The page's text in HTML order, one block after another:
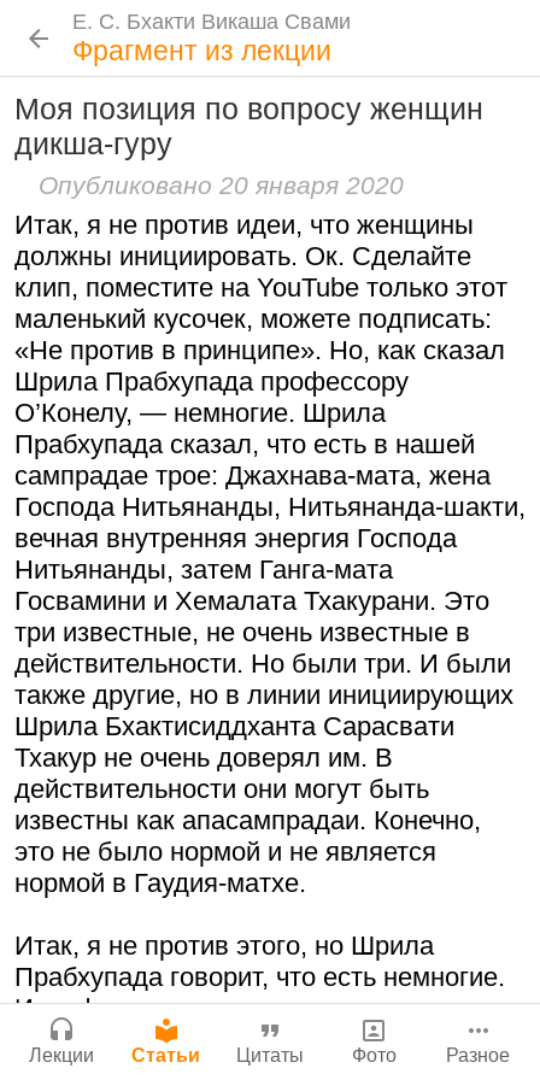
Е. С. Бхакти Викаша Свами
Лекции
Новые История Популярные
Рука в мешочке с чётками более
важна, чем шнур на плече
15:53 |16 ноября 2008|
Намаккал, Тамил Наду,
Индия
Резкие слова для Нараяны
46:40 |1 октября 2008
Токио, Япония
Бог, наука и атеизм, часть 2: Хвала
слушателям!
9:25 |17 июля 2024|
Атланта, Джорджия, США
Поклоняться Бхактивиноду Тхакуру,
исполняя его бхаджаны
1:14:02
12 сентября
2008| Бойсе, Айдахо, США
Радхарани — глава департамента
служений
1:05:35 7 сентября 2008|
Е. С. Бхакти Викаша Свами
Фрагмент из лекции
Моя позиция по вопросу женщин
дикша-гуру
Опубликовано 20 января 2020
Итак, я не против идеи, что женщины
должны инициировать. Ок. Сделайте
клип, поместите на YouTube только этот
маленький кусочек, можете подписать:
«Не против в принципе». Но, как сказал
Шрила Прабхупада профессору
О’Конелу, — немногие. Шрила
Прабхупада сказал, что есть в нашей
сампрадае трое: Джахнава-мата, жена
Господа Нитьянанды, Нитьянанда-шакти,
вечная внутренняя энергия Господа
Нитьянанды, затем Ганга-мата
Госвамини и Хемалата Тхакурани. Это
три известные, не очень известные в
действительности. Но были три. И были
также другие, но в линии инициирующих
Шрила Бхактисиддханта Сарасвати
Тхакур не очень доверял им. В
действительности они могут быть
известны как апасампрадаи. Конечно,
это не было нормой и не является
нормой в Гаудия-матхе.
Итак, я не против этого, но Шрила
Прабхупада говорит, что есть немногие.
И по факту выявлено несколько
свидетельств из шастр в этой связи, из
«Нарада-панчаратры», которая
Е. С. Бхакти Викаша Свами
Цитаты Шрилы Прабхупады
Проповеднические принципы, данные
Шри Чайтаньей Махапрабху
6 августа 2026
Следовать по стопам ачарьев
4 августа 2026
Молитвы Санатаны Госвами к Господу
Чайтанье
29 июля 2026
Нектар имени Кришны
24 июля 2026
Подрыватели доверия к себе
22 июля 2026
Е. С. Бхакти Викаша Свами
Фотоальбом
Шраванам-киртанам в Васильево 2026
Шрила Прабхупада
Биография | Книги|Цитаты
Лекции и беседы|Подношения
Бхакти Викаша Свами
Биография|Книги|График|Лекции
Скачать все лекции
Подношения учеников
Инициация
Общие стандарты|
Требования Махараджа
Видеоканалы
YouTube| ВК Видео|Дзен| RuTube
Ссылки
Контакты
Сайт
Войти|Регистрация|История версий
Инструкция
Лекции Статьи Цитаты Фото Разное